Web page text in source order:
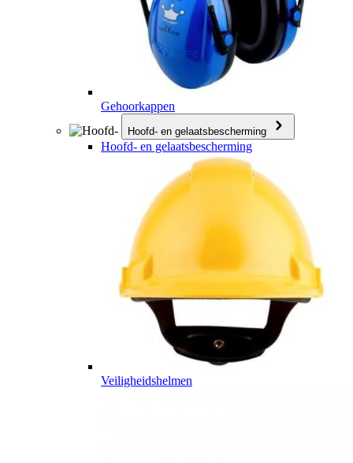
Gehoorkappen
Hoofd- en gelaatsbescherming
Hoofd- en gelaatsbescherming
Veiligheidshelmen